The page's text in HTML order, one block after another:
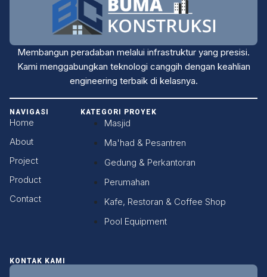
Membangun peradaban melalui infrastruktur yang presisi.
Kami menggabungkan teknologi canggih dengan keahlian
engineering terbaik di kelasnya.
NAVIGASI
Home
About
Project
Product
Contact
KATEGORI PROYEK
Masjid
Ma'had & Pesantren
Gedung & Perkantoran
Perumahan
Kafe, Restoran & Coffee Shop
Pool Equipment
KONTAK KAMI